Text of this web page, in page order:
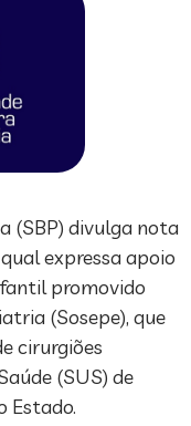
(SBP) divulga nota
expressa apoio
promovido
(Sosepe), que
cirurgiões
(SUS) de
Estado.